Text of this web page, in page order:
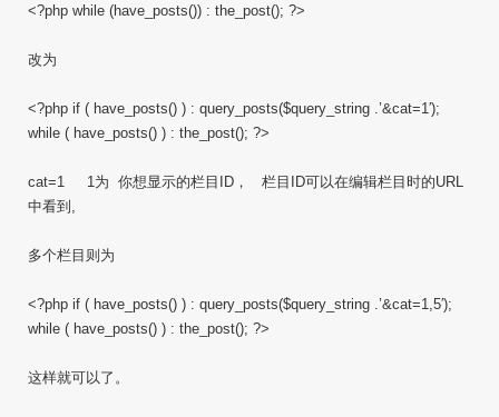
<?php while (have_posts()) : the_post(); ?>
改为
<?php if ( have_posts() ) : query_posts($query_string .’&cat=1′);
while ( have_posts() ) : the_post(); ?>
cat=1 1为 你想显示的栏目ID， 栏目ID可以在编辑栏目时的URL
中看到,
多个栏目则为
<?php if ( have_posts() ) : query_posts($query_string .’&cat=1,5′);
while ( have_posts() ) : the_post(); ?>
这样就可以了。